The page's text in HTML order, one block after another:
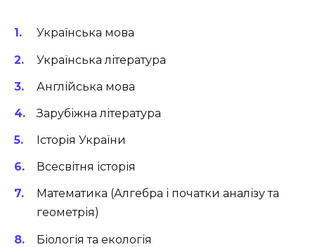
Українська мова
Українська література
Англійська мова
Зарубіжна література
Історія України
Всесвітня історія
Математика (Алгебра і початки аналізу та
геометрія)
Біологія та екологія